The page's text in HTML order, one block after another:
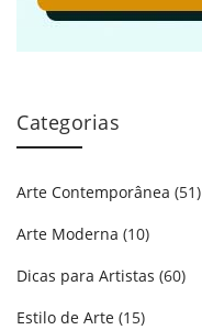
Categorias
Arte Contemporânea (51)
Arte Moderna (10)
Dicas para Artistas (60)
Estilo de Arte (15)